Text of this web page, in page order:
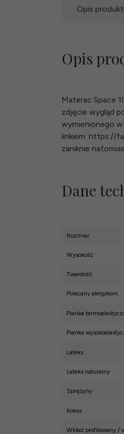
Opis
Opis
Materac Space
zdjęcie wygląd
wymienionego
linkiem: https://
zaniknie
Dane
Rozmiar
Wysokość
Twardość
Polecany alergikom
Pianka
Pianka
Lateks
Lateks naturalny
Sprężyny
Kokos
Wkład profilowany /